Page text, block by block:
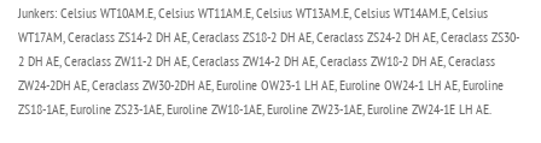
Junkers: Celsius WT10AM.E, Celsius WT11AM.E, Celsius WT13AM.E, Celsius WT14AM.E, Celsius
WT17AM, Ceraclass ZS14-2 DH AE, Ceraclass ZS18-2 DH AE, Ceraclass ZS24-2 DH AE, Ceraclass ZS30-
2 DH AE, Ceraclass ZW11-2 DH AE, Ceraclass ZW14-2 DH AE, Ceraclass ZW18-2 DH AE, Ceraclass
ZW24-2DH AE, Ceraclass ZW30-2DH AE, Euroline OW23-1 LH AE, Euroline OW24-1 LH AE, Euroline
ZS18-1AE, Euroline ZS23-1AE, Euroline ZW18-1AE, Euroline ZW23-1AE, Euroline ZW24-1E LH AE.